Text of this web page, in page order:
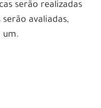
serão realizadas
avaliadas,
um.